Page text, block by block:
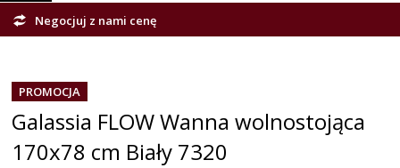
Negocjuj z nami cenę
PROMOCJA
Galassia FLOW Wanna wolnostojąca
170x78 cm Biały 7320